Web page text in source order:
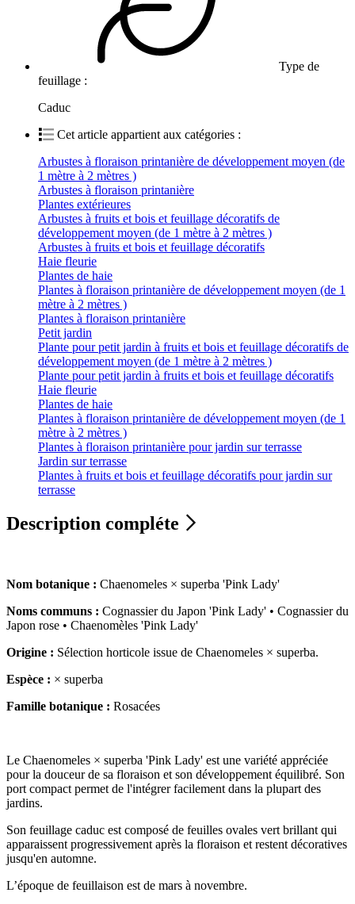
Type de
feuillage :
Caduc
Cet article appartient aux catégories :
Arbustes à floraison printanière de développement moyen (de
1 mètre à 2 mètres )
Arbustes à floraison printanière
Plantes extérieures
Arbustes à fruits et bois et feuillage décoratifs de
développement moyen (de 1 mètre à 2 mètres )
Arbustes à fruits et bois et feuillage décoratifs
Haie fleurie
Plantes de haie
Plantes à floraison printanière de développement moyen (de 1
mètre à 2 mètres )
Plantes à floraison printanière
Petit jardin
Plante pour petit jardin à fruits et bois et feuillage décoratifs de
développement moyen (de 1 mètre à 2 mètres )
Plante pour petit jardin à fruits et bois et feuillage décoratifs
Haie fleurie
Plantes de haie
Plantes à floraison printanière de développement moyen (de 1
mètre à 2 mètres )
Plantes à floraison printanière pour jardin sur terrasse
Jardin sur terrasse
Plantes à fruits et bois et feuillage décoratifs pour jardin sur
terrasse
Description compléte
Nom botanique : Chaenomeles × superba 'Pink Lady'
Noms communs : Cognassier du Japon 'Pink Lady' • Cognassier du
Japon rose • Chaenomèles 'Pink Lady'
Origine : Sélection horticole issue de Chaenomeles × superba.
Espèce : × superba
Famille botanique : Rosacées
Le Chaenomeles × superba 'Pink Lady' est une variété appréciée
pour la douceur de sa floraison et son développement équilibré. Son
port compact permet de l'intégrer facilement dans la plupart des
jardins.
Son feuillage caduc est composé de feuilles ovales vert brillant qui
apparaissent progressivement après la floraison et restent décoratives
jusqu'en automne.
L’époque de feuillaison est de mars à novembre.